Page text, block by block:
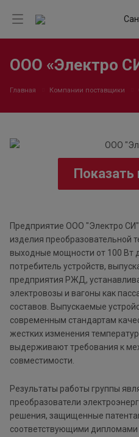
ООО «Электро
Главная Компании поставщики
Показать
Предприятие ООО "Электро
изделия преобразовательной
выходные мощности от 100 Вт
потребитель устройств,
предприятия РЖД,
электровозы и вагоны как
составов. Выпускаемые
современным стандартам
жестких изменения
выдерживают требования к
совместимости.
Результаты работы группы
преобразователи
решения, защищенные
соответствующими дипломами